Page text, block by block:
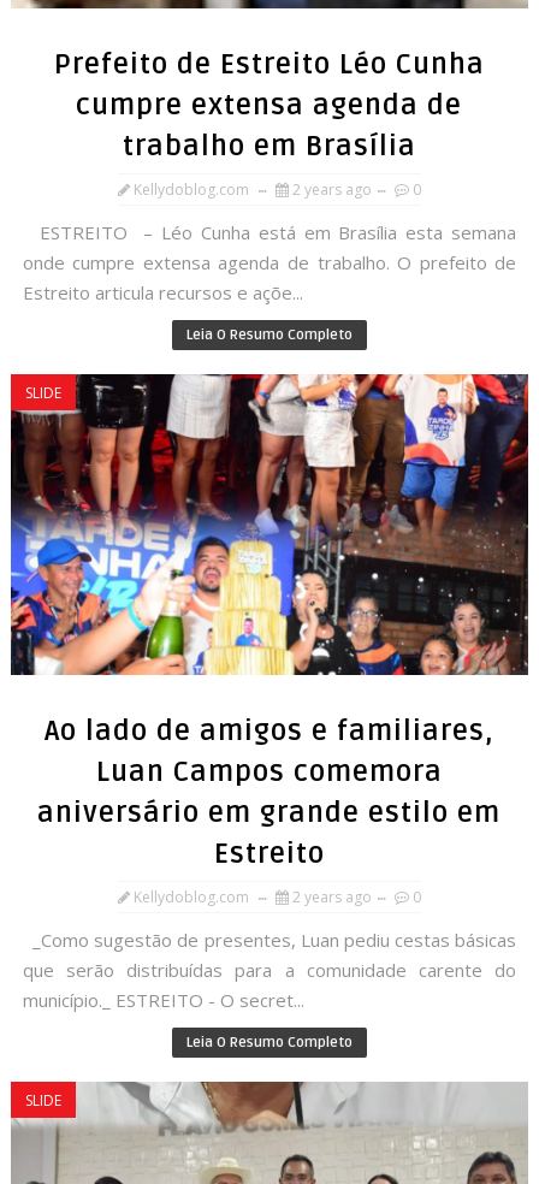
Prefeito de Estreito Léo Cunha
cumpre extensa agenda de
trabalho em Brasília
Kellydoblog.com 2 years ago 0
ESTREITO – Léo Cunha está em Brasília esta semana
onde cumpre extensa agenda de trabalho. O prefeito de
Estreito articula recursos e açõe...
Leia O Resumo Completo
SLIDE
Ao lado de amigos e familiares,
Luan Campos comemora
aniversário em grande estilo em
Estreito
Kellydoblog.com 2 years ago 0
_Como sugestão de presentes, Luan pediu cestas básicas
que serão distribuídas para a comunidade carente do
município._ ESTREITO - O secret...
Leia O Resumo Completo
SLIDE